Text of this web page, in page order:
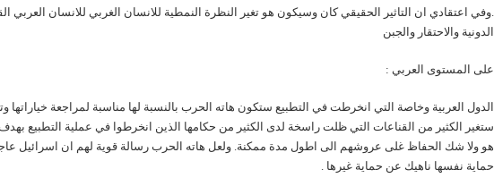
.وفي اعتقادي ان التاثير الحقيقي كان وسيكون هو تغير النظرة النمطية للانسان الغربي للانسان العربي
الدونية والاحتقار والجبن
على المستوى العربي :
الدول العربية وخاصة التي انخرطت في التطبيع ستكون هاته الحرب بالنسبة لها مناسبة لمراجعة خياراتها
ستغير الكثير من القناعات التي ظلت راسخة لدى الكثير من حكامها الذين انخرطوا في عملية التطبيع بهدف
هو ولا شك الحفاظ غلى عروشهم الى اطول مدة ممكنة. ولعل هاته الحرب رسالة قوية لهم ان اسرائيل
حماية نفسها ناهيك عن حماية غيرها .